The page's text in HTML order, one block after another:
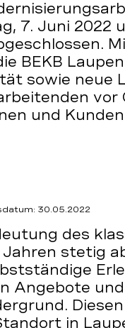
7. Juni
BEKB
sowie neue
vor
und
30.05.2022
des
stetig
Angebote
in